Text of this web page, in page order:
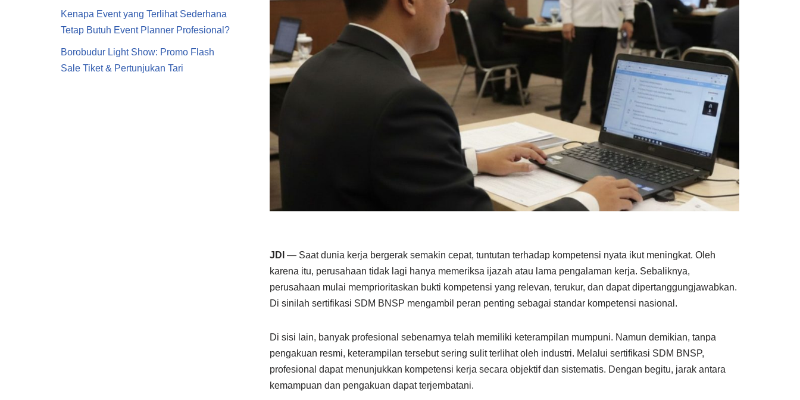
Kenapa Event yang Terlihat Sederhana
Tetap Butuh Event Planner Profesional?
Borobudur Light Show: Promo Flash
Sale Tiket & Pertunjukan Tari
JDI — Saat dunia kerja bergerak semakin cepat, tuntutan terhadap kompetensi nyata ikut meningkat. Oleh
karena itu, perusahaan tidak lagi hanya memeriksa ijazah atau lama pengalaman kerja. Sebaliknya,
perusahaan mulai memprioritaskan bukti kompetensi yang relevan, terukur, dan dapat dipertanggungjawabkan.
Di sinilah sertifikasi SDM BNSP mengambil peran penting sebagai standar kompetensi nasional.
Di sisi lain, banyak profesional sebenarnya telah memiliki keterampilan mumpuni. Namun demikian, tanpa
pengakuan resmi, keterampilan tersebut sering sulit terlihat oleh industri. Melalui sertifikasi SDM BNSP,
profesional dapat menunjukkan kompetensi kerja secara objektif dan sistematis. Dengan begitu, jarak antara
kemampuan dan pengakuan dapat terjembatani.